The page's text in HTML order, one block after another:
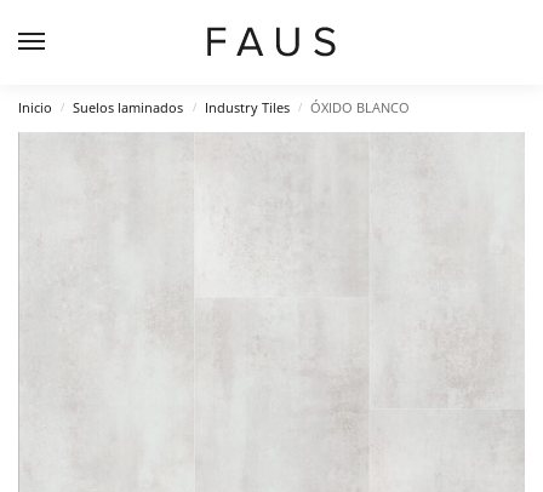
Inicio / Suelos laminados / Industry Tiles / ÓXIDO BLANCO